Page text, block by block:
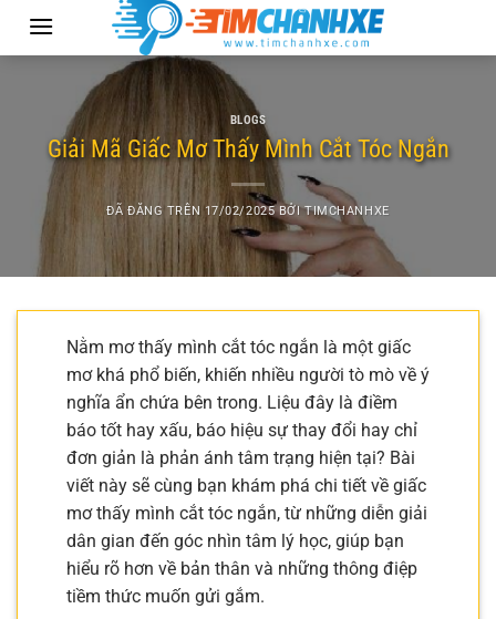
BLOGS
Giải Mã Giấc Mơ Thấy Mình Cắt Tóc Ngắn
ĐÃ ĐĂNG TRÊN 17/02/2025 BỞITIMCHANHXE
Nằm mơ thấy mình cắt tóc ngắn là một giấc
mơ khá phổ biến, khiến nhiều người tò mò về ý
nghĩa ẩn chứa bên trong. Liệu đây là điềm
báo tốt hay xấu, báo hiệu sự thay đổi hay chỉ
đơn giản là phản ánh tâm trạng hiện tại? Bài
viết này sẽ cùng bạn khám phá chi tiết về giấc
mơ thấy mình cắt tóc ngắn, từ những diễn giải
dân gian đến góc nhìn tâm lý học, giúp bạn
hiểu rõ hơn về bản thân và những thông điệp
tiềm thức muốn gửi gắm.